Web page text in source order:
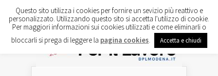
Questo sito utilizza i cookies per fornire un sevizio più reattivo e
personalizzato. Utilizzando questo sito si accetta l'utilizzo di cookie.
Per maggiori informazioni sui cookies utilizzati e come eliminarli o
bloccarli si prega di leggere la pagina cookies Accetta e chiudi